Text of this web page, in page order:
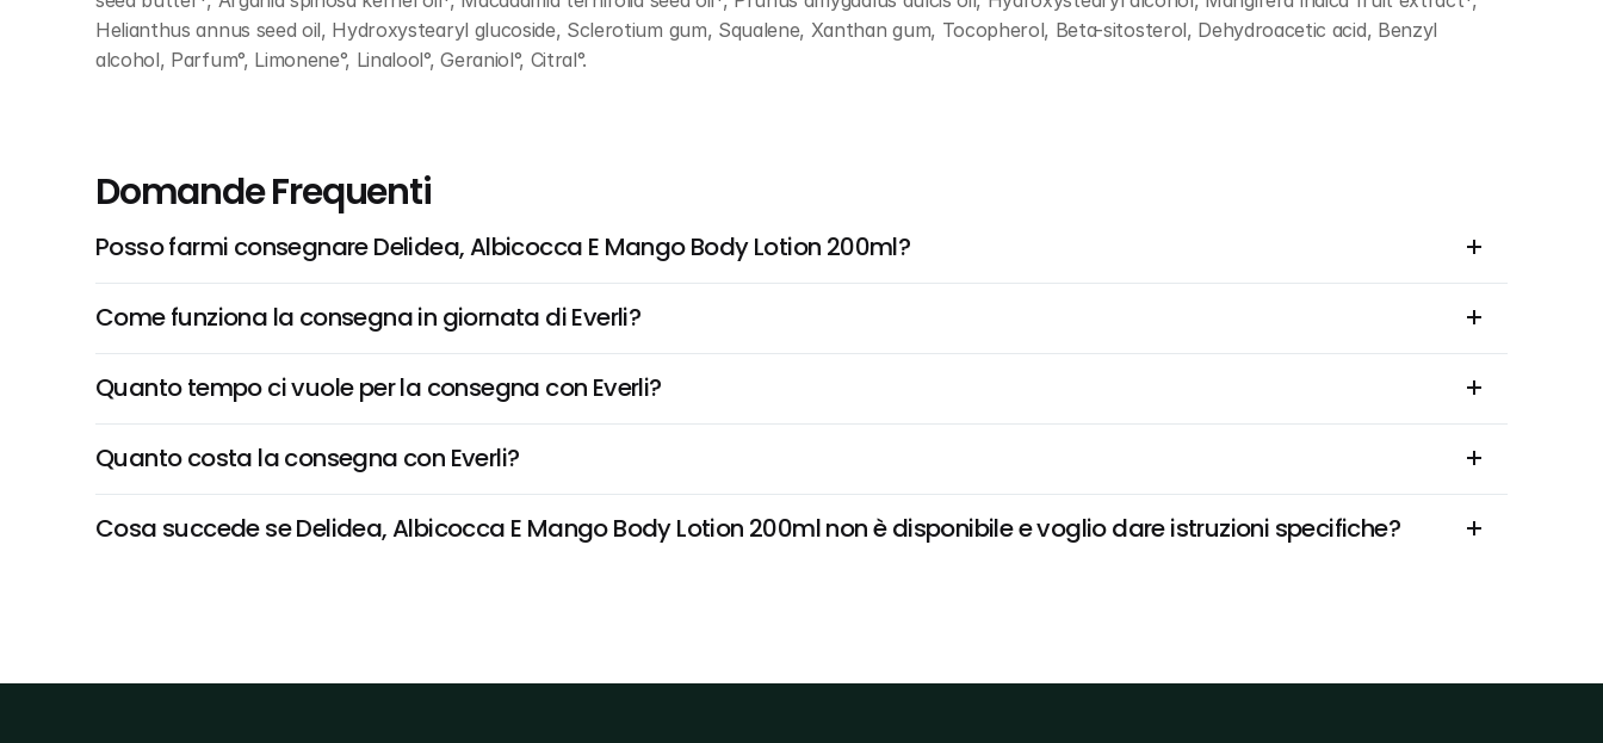
Helianthus annus seed oil, Hydroxystearyl glucoside, Sclerotium gum, Squalene, Xanthan gum, Tocopherol, Beta-sitosterol, Dehydroacetic acid, Benzyl
alcohol, Parfum°, Limonene°, Linalool°, Geraniol°, Citral°.
Domande Frequenti
Posso farmi consegnare Delidea, Albicocca E Mango Body Lotion 200ml?
Come funziona la consegna in giornata di Everli?
Quanto tempo ci vuole per la consegna con Everli?
Quanto costa la consegna con Everli?
Cosa succede se Delidea, Albicocca E Mango Body Lotion 200ml non è disponibile e voglio dare istruzioni specifiche?